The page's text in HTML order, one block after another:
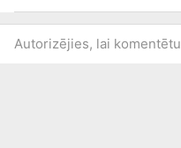
Autorizējies, lai komentētu